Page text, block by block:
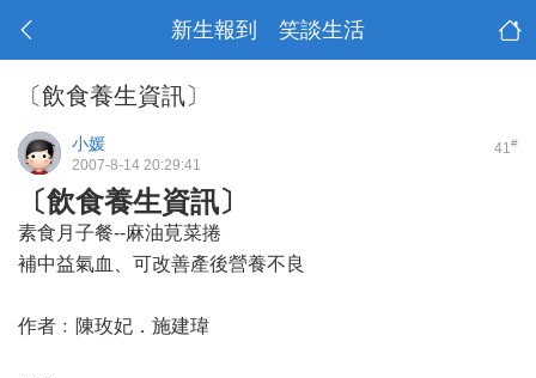
新生報到 笑談生活
〔飲食養生資訊〕
41#
小媛
2007-8-14 20:29:41
〔飲食養生資訊〕
素食月子餐--麻油莧菜捲
補中益氣血、可改善產後營養不良
作者﹕陳玫妃．施建瑋